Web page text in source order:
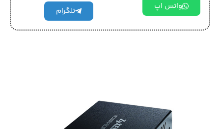
واتس اپ تلگرام